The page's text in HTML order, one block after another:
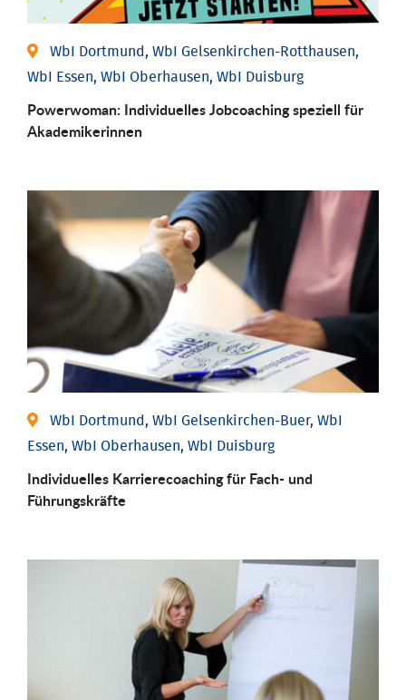
WbI Dortmund, WbI Gelsenkirchen-Rotthausen,
WbI Essen, WbI Oberhausen, WbI Duisburg
Powerwoman: Individu­elles Job­coaching speziell für
Aka­demiker­innen
WbI Dortmund, WbI Gelsenkirchen-Buer, WbI
Essen, WbI Oberhausen, WbI Duisburg
Individu­elles Karrierecoaching für Fach-­ und
Führungs­kräfte